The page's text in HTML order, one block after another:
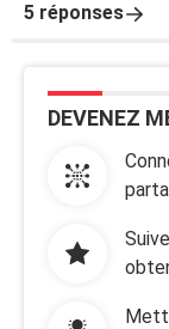
5 réponses
DEVENEZ